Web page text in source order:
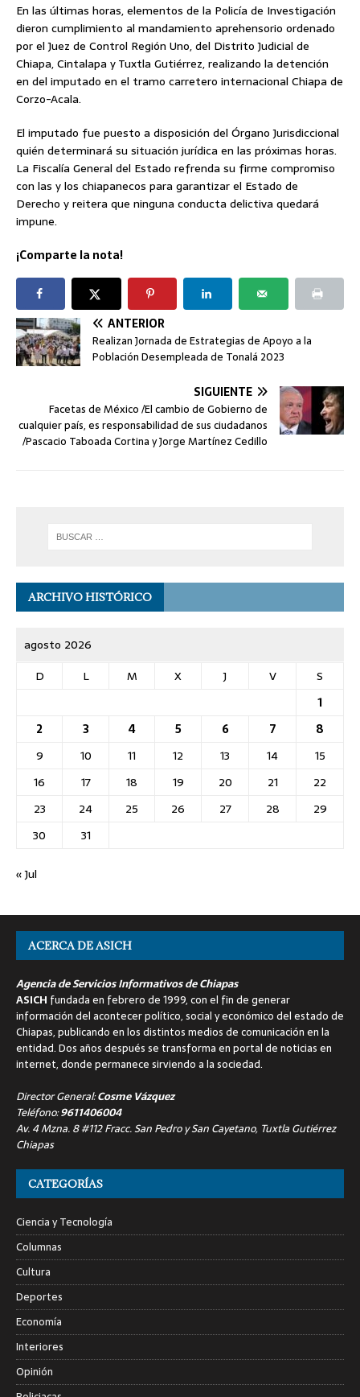
En las últimas horas, elementos de la Policía de Investigación
dieron cumplimiento al mandamiento aprehensorio ordenado
por el Juez de Control Región Uno, del Distrito Judicial de
Chiapa, Cintalapa y Tuxtla Gutiérrez, realizando la detención
en del imputado en el tramo carretero internacional Chiapa de
Corzo-Acala.
El imputado fue puesto a disposición del Órgano Jurisdiccional
quién determinará su situación jurídica en las próximas horas.
La Fiscalía General del Estado refrenda su firme compromiso
con las y los chiapanecos para garantizar el Estado de
Derecho y reitera que ninguna conducta delictiva quedará
impune.
¡Comparte la nota!
ANTERIOR
Realizan Jornada de Estrategias de Apoyo a la
Población Desempleada de Tonalá 2023
SIGUIENTE
Facetas de México /El cambio de Gobierno de
cualquier país, es responsabilidad de sus ciudadanos
/Pascacio Taboada Cortina y Jorge Martínez Cedillo
ARCHIVO HISTÓRICO
agosto 2026
D
L M X J V
S
1
2
3 4 5 6 7
8
9
10 11 12 13 14
15
16
17 18 19 20 21
22
23
24 25 26 27 28
29
30
31
« Jul
ACERCA DE ASICH
Agencia de Servicios Informativos de Chiapas
ASICH fundada en febrero de 1999, con el fin de generar
información del acontecer político, social y económico del estado de
Chiapas, publicando en los distintos medios de comunicación en la
entidad. Dos años después se transforma en portal de noticias en
internet, donde permanece sirviendo a la sociedad.
Director General:Cosme Vázquez
Teléfono:9611406004
Av. 4 Mzna. 8 #112 Fracc. San Pedro y San Cayetano, Tuxtla Gutiérrez
Chiapas
CATEGORÍAS
Ciencia y Tecnología
Columnas
Cultura
Deportes
Economía
Interiores
Opinión